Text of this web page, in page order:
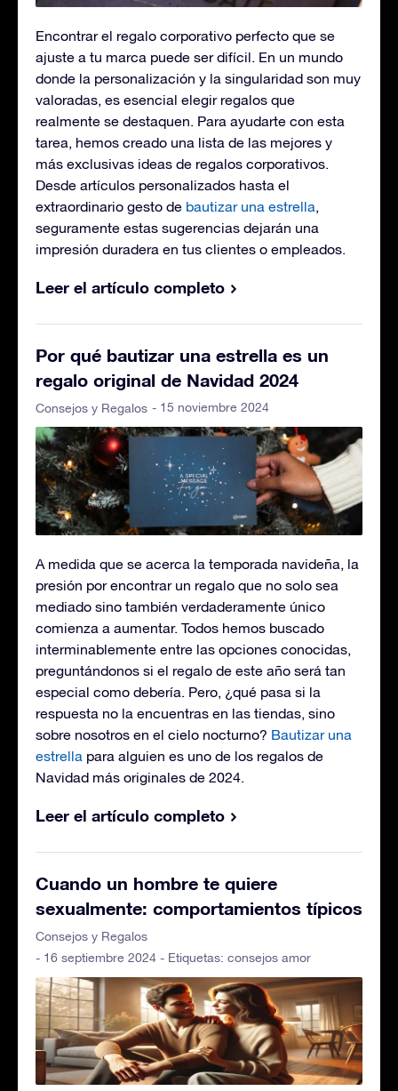
Encontrar el regalo corporativo perfecto que se
ajuste a tu marca puede ser difícil. En un mundo
donde la personalización y la singularidad son muy
valoradas, es esencial elegir regalos que
realmente se destaquen. Para ayudarte con esta
tarea, hemos creado una lista de las mejores y
más exclusivas ideas de regalos corporativos.
Desde artículos personalizados hasta el
extraordinario gesto de bautizar una estrella,
seguramente estas sugerencias dejarán una
impresión duradera en tus clientes o empleados.
Leer el artículo completo
Por qué bautizar una estrella es un
regalo original de Navidad 2024
Consejos y Regalos - 15 noviembre 2024
A medida que se acerca la temporada navideña, la
presión por encontrar un regalo que no solo sea
mediado sino también verdaderamente único
comienza a aumentar. Todos hemos buscado
interminablemente entre las opciones conocidas,
preguntándonos si el regalo de este año será tan
especial como debería. Pero, ¿qué pasa si la
respuesta no la encuentras en las tiendas, sino
sobre nosotros en el cielo nocturno? Bautizar una
estrella para alguien es uno de los regalos de
Navidad más originales de 2024.
Leer el artículo completo
Cuando un hombre te quiere
sexualmente: comportamientos típicos
Consejos y Regalos
- 16 septiembre 2024 - Etiquetas: consejos amor